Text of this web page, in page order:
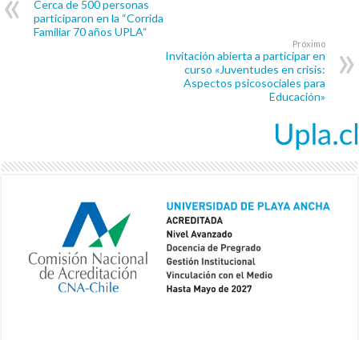
Cerca de 500 personas
participaron en la “Corrida
Familiar 70 años UPLA“
Próximo
Invitación abierta a participar en
curso «Juventudes en crisis:
Aspectos psicosociales para
Educación»